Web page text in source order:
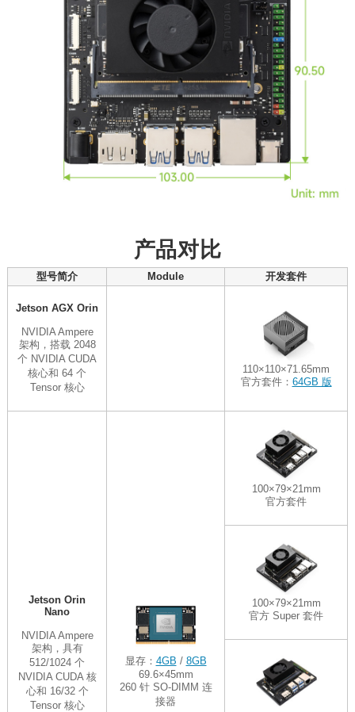
产品对比
型号简介 Module 开发套件
Jetson AGX Orin
NVIDIA Ampere
架构，搭载 2048
个 NVIDIA CUDA
核心和 64 个
Tensor 核心
110×110×71.65mm
官方套件： 64GB 版
Jetson Orin
Nano
NVIDIA Ampere
架构，具有
512/1024 个
NVIDIA CUDA 核
心和 16/32 个
Tensor 核心
显存： 4GB / 8GB
69.6×45mm
260 针 SO-DIMM 连
接器
100×79×21mm
官方套件
100×79×21mm
官方 Super 套件